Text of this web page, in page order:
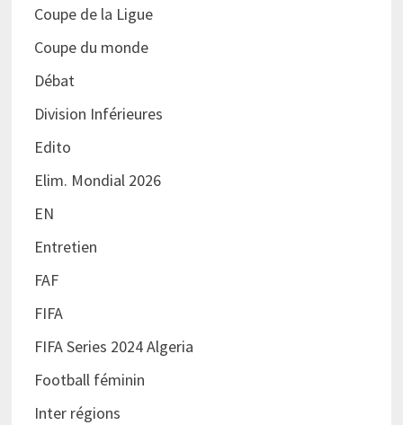
Coupe de la Ligue
Coupe du monde
Débat
Division Inférieures
Edito
Elim. Mondial 2026
EN
Entretien
FAF
FIFA
FIFA Series 2024 Algeria
Football féminin
Inter régions